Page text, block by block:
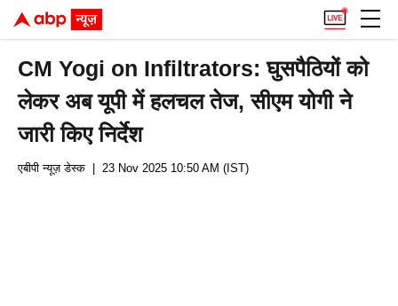
CM Yogi on Infiltrators: घुसपैठियों को
लेकर अब यूपी में हलचल तेज, सीएम योगी ने
जारी किए निर्देश
एबीपी न्यूज़ डेस्क | 23 Nov 2025 10:50 AM (IST)